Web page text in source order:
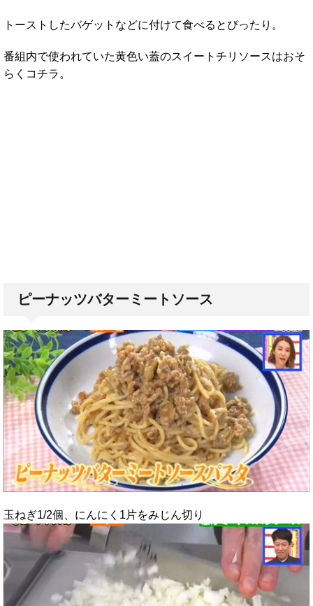
トーストしたバゲットなどに付けて食べるとぴったり。
番組内で使われていた黄色い蓋のスイートチリソースはおそ
らくコチラ。
ピーナッツバターミートソース
玉ねぎ1/2個、にんにく1片をみじん切り